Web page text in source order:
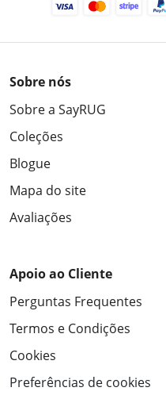
Sobre nós
Sobre a SayRUG
Coleções
Blogue
Mapa do site
Avaliações
Apoio ao Cliente
Perguntas Frequentes
Termos e Condições
Cookies
Preferências de cookies